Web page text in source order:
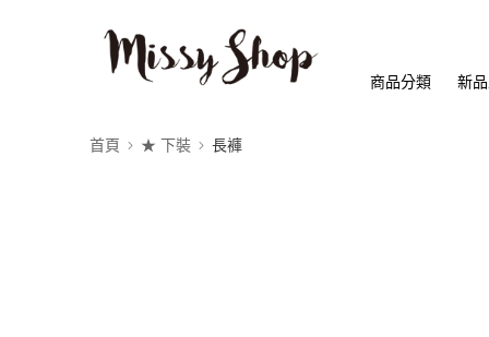
商品分類 新
首頁 ★ 下裝 長褲